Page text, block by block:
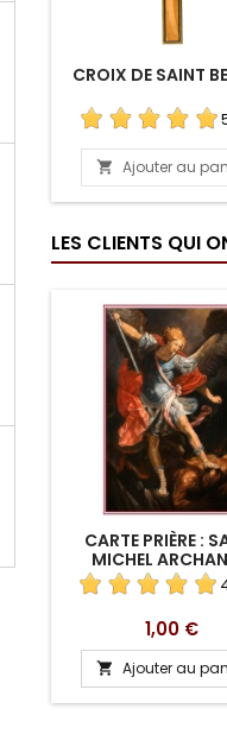
CROIX DE SAINT
 Ajouter au
LES CLIENTS QUI
CARTE PRIÈRE :
MICHEL
Prix
1,00 €
 Ajouter au